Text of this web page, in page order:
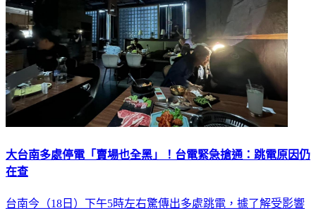
大台南多處停電「賣場也全黑」！台電緊急搶通：跳電原因仍
在查
台南今（18日）下午5時左右驚傳出多處跳電，據了解受影響